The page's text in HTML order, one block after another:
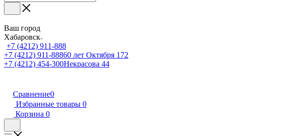
Ваш город
Хабаровск
+7 (4212) 911-888
+7 (4212) 911-88860 лет Октября 172
+7 (4212) 454-300Некрасова 44
Сравнение0
Избранные товары 0
Корзина 0